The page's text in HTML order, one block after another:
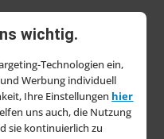
wichtig.
Technologien ein,
Werbung individuell
Ihre Einstellungen hier
uns auch, die Nutzung
sie kontinuierlich zu
Der
auf 15,5
in Österreich auf
%), in Tschechien
%), in den